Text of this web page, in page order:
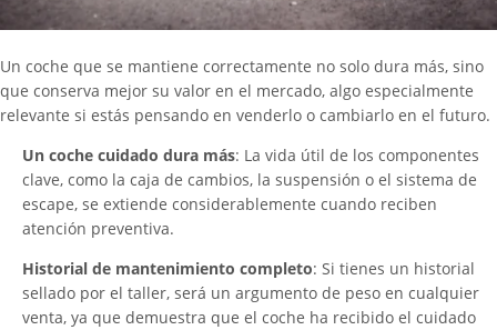
Un coche que se mantiene correctamente no solo dura más, sino
que conserva mejor su valor en el mercado, algo especialmente
relevante si estás pensando en venderlo o cambiarlo en el futuro.
Un coche cuidado dura más: La vida útil de los componentes
clave, como la caja de cambios, la suspensión o el sistema de
escape, se extiende considerablemente cuando reciben
atención preventiva.
Historial de mantenimiento completo: Si tienes un historial
sellado por el taller, será un argumento de peso en cualquier
venta, ya que demuestra que el coche ha recibido el cuidado